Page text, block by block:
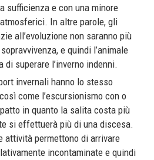
sufficienza e con una minore
In altre parole, gli
all’evoluzione non saranno più
e quindi l’animale
superare l’inverno indenni.
invernali hanno lo stesso
come l’escursionismo con o
in quanto la salita costa più
si effettuerà più di una discesa.
attività permettono di arrivare
incontaminate e quindi